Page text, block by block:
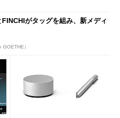
がタッグを組み、新メディ
GOETHE）